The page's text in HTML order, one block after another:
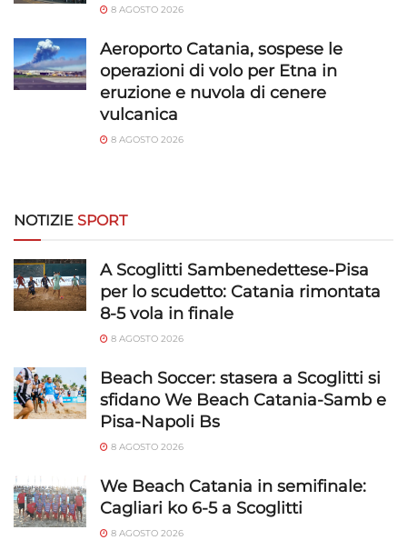
privacy.
8 AGOSTO 2026
Aeroporto Catania, sospese le
operazioni di volo per Etna in
eruzione e nuvola di cenere
vulcanica
8 AGOSTO 2026
NOTIZIE SPORT
A Scoglitti Sambenedettese-Pisa
per lo scudetto: Catania rimontata
8-5 vola in finale
8 AGOSTO 2026
Beach Soccer: stasera a Scoglitti si
sfidano We Beach Catania-Samb e
Pisa-Napoli Bs
8 AGOSTO 2026
We Beach Catania in semifinale:
Cagliari ko 6-5 a Scoglitti
8 AGOSTO 2026